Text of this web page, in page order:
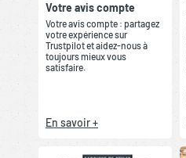
Votre avis compte
Votre avis compte : partagez
votre expérience sur
Trustpilot et aidez-nous à
toujours mieux vous
satisfaire.
En savoir +